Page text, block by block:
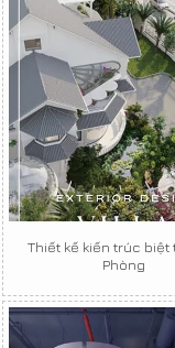
Thiết kế kiến trúc biệt
Phòng